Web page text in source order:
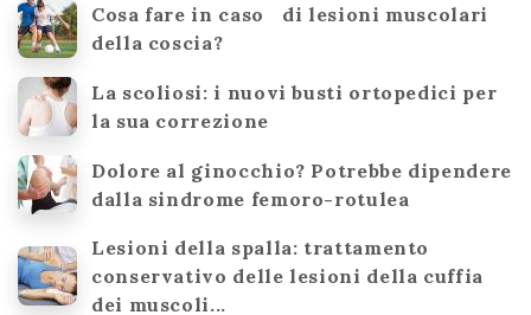
Cosa fare in caso di lesioni muscolari
della coscia?
La scoliosi: i nuovi busti ortopedici per
la sua correzione
Dolore al ginocchio? Potrebbe dipendere
dalla sindrome femoro-rotulea
Lesioni della spalla: trattamento
conservativo delle lesioni della cuffia
dei muscoli...